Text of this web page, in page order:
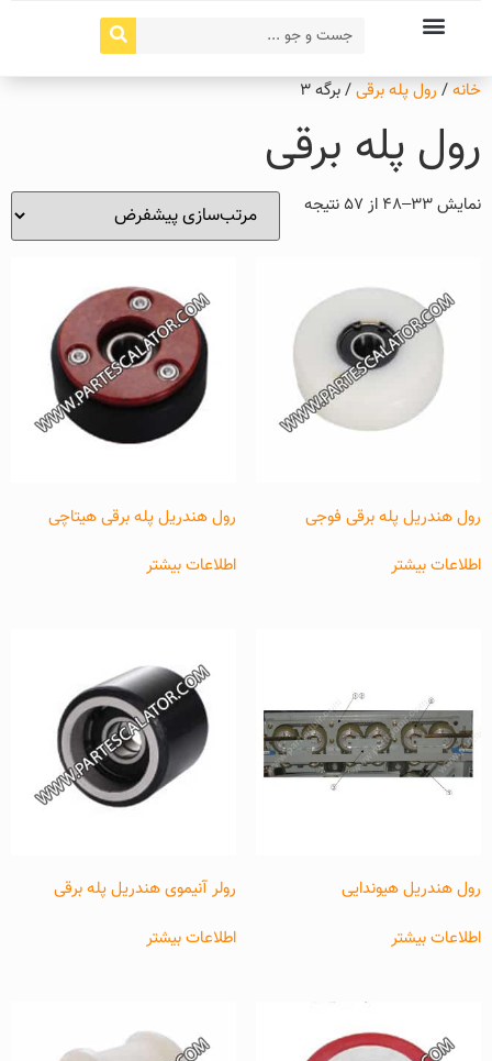
خانه/ رول پله برقی/ برگه 3
رول پله برقی
نمایش 33–48 از 57 نتیجه
رول هندریل پله برقی فوجی
اطلاعات بیشتر
رول هندریل پله برقی هیتاچی
اطلاعات بیشتر
رول هندریل هیوندایی
اطلاعات بیشتر
رولر آنیموی هندریل پله برقی
اطلاعات بیشتر